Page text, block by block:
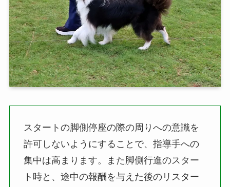
スタートの脚側停座の際の周りへの意識を
許可しないようにすることで、指導手への
集中は高まります。また脚側行進のスター
ト時と、途中の報酬を与えた後のリスター